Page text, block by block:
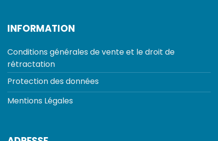
INFORMATION
Conditions générales de vente et le droit de
rétractation
Protection des données
Mentions Légales